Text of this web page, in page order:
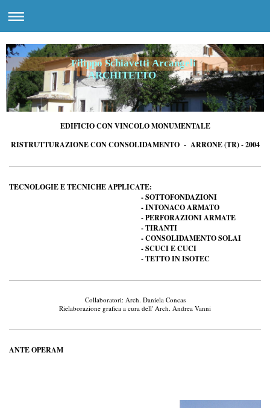
Filippo Schiavetti Arcangeli
ARCHITETTO
EDIFICIO CON VINCOLO MONUMENTALE
RISTRUTTURAZIONE CON CONSOLIDAMENTO - ARRONE (TR) - 2004
TECNOLOGIE E TECNICHE APPLICATE:
- SOTTOFONDAZIONI
- INTONACO ARMATO
- PERFORAZIONI ARMATE
- TIRANTI
- CONSOLIDAMENTO SOLAI
- SCUCI E CUCI
- TETTO IN ISOTEC
Collaboratori: Arch. Daniela Concas
Rielaborazione grafica a cura dell' Arch. Andrea Vanni
ANTE OPERAM